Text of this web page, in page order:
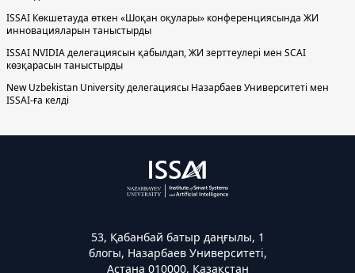
ISSAI Көкшетауда өткен «Шоқан оқулары» конференциясында ЖИ
инновацияларын таныстырды
ISSAI NVIDIA делегациясын қабылдап, ЖИ зерттеулері мен SCAI
көзқарасын таныстырды
New Uzbekistan University делегациясы Назарбаев Университеті мен
ISSAI-ға келді
53, Қабанбай батыр даңғылы, 1
блогы, Назарбаев Университеті,
Астана 010000, Қазақстан